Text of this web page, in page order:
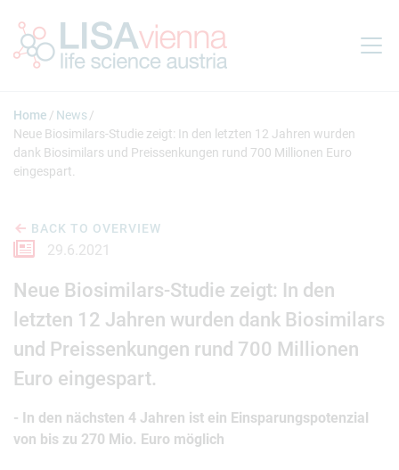
Home
News
Neue Biosimilars-Studie zeigt: In den letzten 12 Jahren wurden
dank Biosimilars und Preissenkungen rund 700 Millionen Euro
eingespart.
BACK TO OVERVIEW
29.6.2021
Neue Biosimilars-Studie zeigt: In den
letzten 12 Jahren wurden dank Biosimilars
und Preissenkungen rund 700 Millionen
Euro eingespart.
- In den nächsten 4 Jahren ist ein Einsparungspotenzial
von bis zu 270 Mio. Euro möglich